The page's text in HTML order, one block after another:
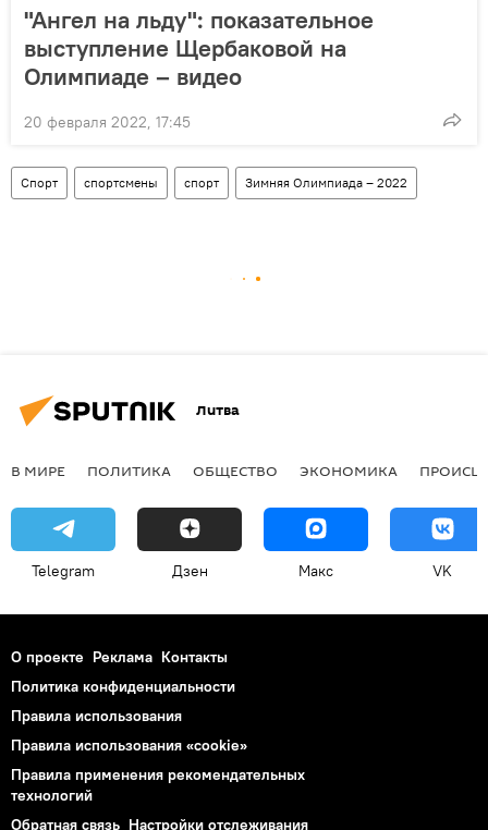
"Ангел на льду": показательное
выступление Щербаковой на
Олимпиаде – видео
20 февраля 2022, 17:45
Спорт спортсмены спорт Зимняя Олимпиада – 2022
Литва
В МИРЕ ПОЛИТИКА ОБЩЕСТВО ЭКОНОМИКА
Telegram Дзен Макс VK
О проекте Реклама Контакты
Политика конфиденциальности
Правила использования
Правила использования «cookie»
Правила применения рекомендательных
технологий
Обратная связь Настройки отслеживания